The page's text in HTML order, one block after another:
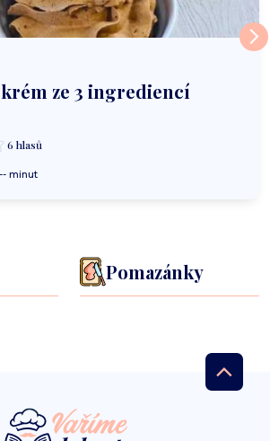
ze 3 ingrediencí
6 hlasů
-- minut
Pomazánky